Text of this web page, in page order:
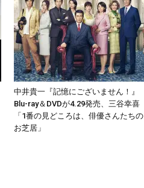
中井貴一『記憶にございません！』
Blu-ray＆DVDが4.29発売、三谷幸喜
「1番の見どころは、俳優さんたちの
お芝居」